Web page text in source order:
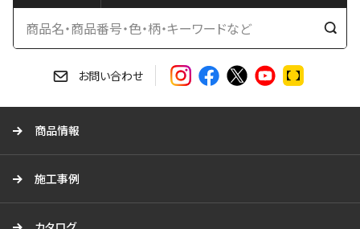
検
お問い合わせ
商品情報
施工事例